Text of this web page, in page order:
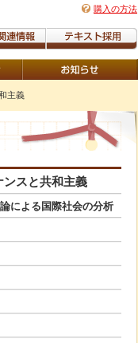
購入の方法
主義
ンスと共和主義
による国際社会の分析